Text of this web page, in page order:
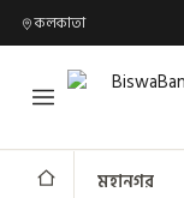
কলকাতা
মহানগর